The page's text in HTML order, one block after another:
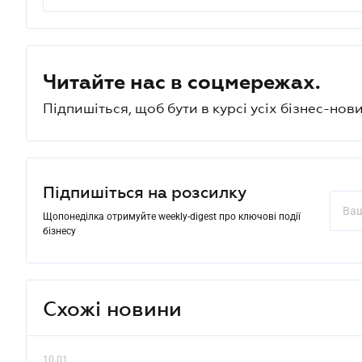
Читайте нас в соцмережах.
Підпишіться, щоб бути в курсі усіх бізнес-
Підпишіться на розсилку
Щопонеділка отримуйте weekly-digest про ключові події
бізнесу
Схожі новини
10.01